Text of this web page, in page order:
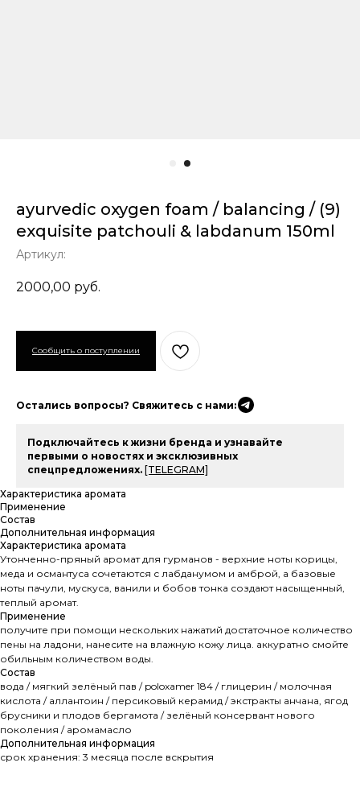
ayurvedic oxygen foam / balancing / (9)
exquisite patchouli & labdanum 150ml
Артикул:
2000,00 руб.
Остались вопросы? Свяжитесь с нами:
Подключайтесь к жизни бренда и узнавайте
первыми о новостях и эксклюзивных
спецпредложениях. [TELEGRAM]
Характеристика аромата
Применение
Состав
Дополнительная информация
Характеристика аромата
Утонченно-пряный аромат для гурманов - верхние ноты корицы,
меда и османтуса сочетаются с лабданумом и амброй, а базовые
ноты пачули, мускуса, ванили и бобов тонка создают насыщенный,
теплый аромат.
Применение
получите при помощи нескольких нажатий достаточное количество
пены на ладони, нанесите на влажную кожу лица. аккуратно смойте
обильным количеством воды.
Состав
вода / мягкий зелёный пав / poloxamer 184 / глицерин / молочная
кислота / аллантоин / персиковый керамид / экстракты анчана, ягод
брусники и плодов бергамота / зелёный консервант нового
поколения / аромамасло
Дополнительная информация
срок хранения: 3 месяца после вскрытия